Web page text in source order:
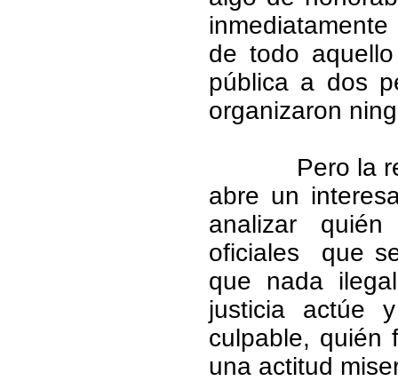
de todo
pública a dos
organizaron
Pero la
abre un
analizar
oficiales
que
que nada
justicia actúe
culpable, quién
una actitud